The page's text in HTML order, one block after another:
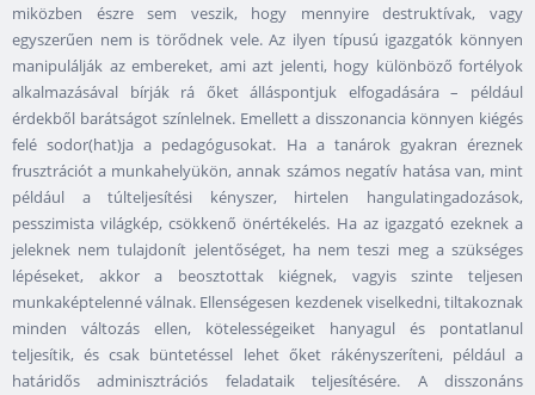
miközben észre sem veszik, hogy mennyire destruktívak, vagy
egyszerűen nem is törődnek vele. Az ilyen típusú igazgatók könnyen
manipulálják az embereket, ami azt jelenti, hogy különböző fortélyok
alkalmazásával bírják rá őket álláspontjuk elfogadására – például
érdekből barátságot színlelnek. Emellett a disszonancia könnyen kiégés
felé sodor(hat)ja a pedagógusokat. Ha a tanárok gyakran éreznek
frusztrációt a munkahelyükön, annak számos negatív hatása van, mint
például a túlteljesítési kényszer, hirtelen hangulatingadozások,
pesszimista világkép, csökkenő önértékelés. Ha az igazgató ezeknek a
jeleknek nem tulajdonít jelentőséget, ha nem teszi meg a szükséges
lépéseket, akkor a beosztottak kiégnek, vagyis szinte teljesen
munkaképtelenné válnak. Ellenségesen kezdenek viselkedni, tiltakoznak
minden változás ellen, kötelességeiket hanyagul és pontatlanul
teljesítik, és csak büntetéssel lehet őket rákényszeríteni, például a
határidős adminisztrációs feladataik teljesítésére. A disszonáns